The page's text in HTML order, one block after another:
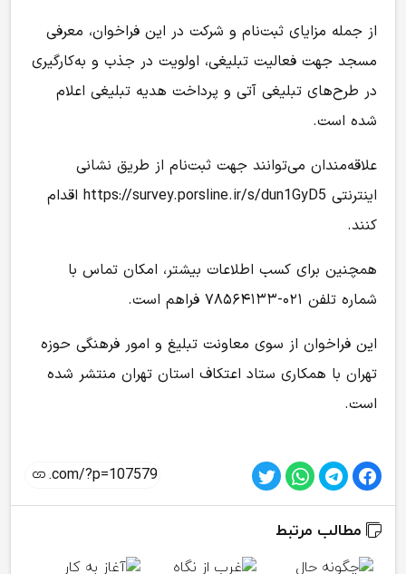
از جمله مزایای ثبت‌نام و شرکت در این فراخوان، معرفی
مسجد جهت فعالیت تبلیغی، اولویت در جذب و به‌کارگیری
در طرح‌های تبلیغی آتی و پرداخت هدیه تبلیغی اعلام
شده است.
علاقه‌مندان می‌توانند جهت ثبت‌نام از طریق نشانی
اینترنتی https://survey.porsline.ir/s/dun1GyD5 اقدام
کنند.
همچنین برای کسب اطلاعات بیشتر، امکان تماس با
شماره تلفن ۰۲۱-۷۸۵۶۴۱۳۳ فراهم است.
این فراخوان از سوی معاونت تبلیغ و امور فرهنگی حوزه
تهران با همکاری ستاد اعتکاف استان تهران منتشر شده
است.
مطالب مرتبط